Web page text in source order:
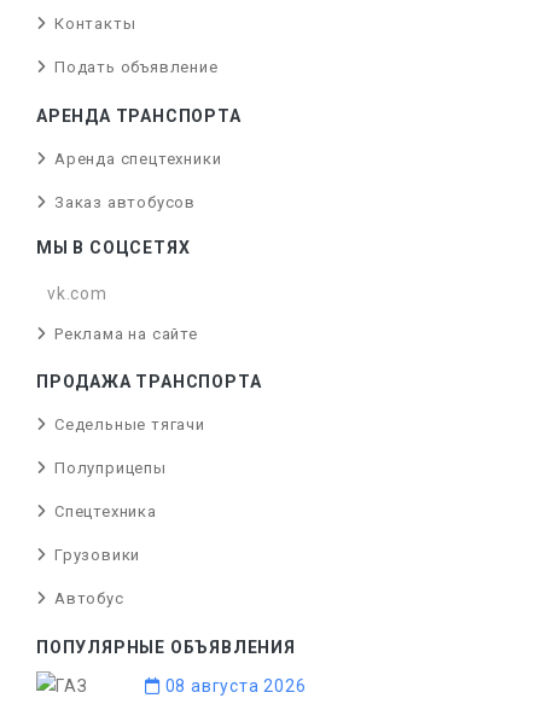
Контакты
Подать объявление
АРЕНДА ТРАНСПОРТА
Аренда спецтехники
Заказ автобусов
МЫ В СОЦСЕТЯХ
vk.com
Реклама на сайте
ПРОДАЖА ТРАНСПОРТА
Седельные тягачи
Полуприцепы
Спецтехника
Грузовики
Автобус
ПОПУЛЯРНЫЕ ОБЪЯВЛЕНИЯ
08 августа 2026